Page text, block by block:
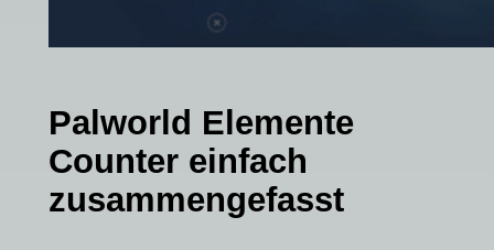
Palworld Elemente
Counter einfach
zusammengefasst